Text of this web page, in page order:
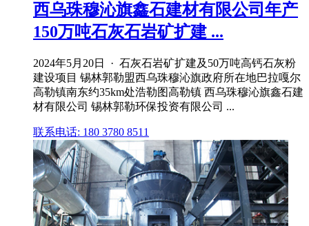
西乌珠穆沁旗鑫石建材有限公司年产
150万吨石灰石岩矿扩建 ...
2024年5月20日 · 石灰石岩矿扩建及50万吨高钙石灰粉
建设项目 锡林郭勒盟西乌珠穆沁旗政府所在地巴拉嘎尔
高勒镇南东约35km处浩勒图高勒镇 西乌珠穆沁旗鑫石建
材有限公司 锡林郭勒环保投资有限公司 ...
联系电话: 180 3780 8511